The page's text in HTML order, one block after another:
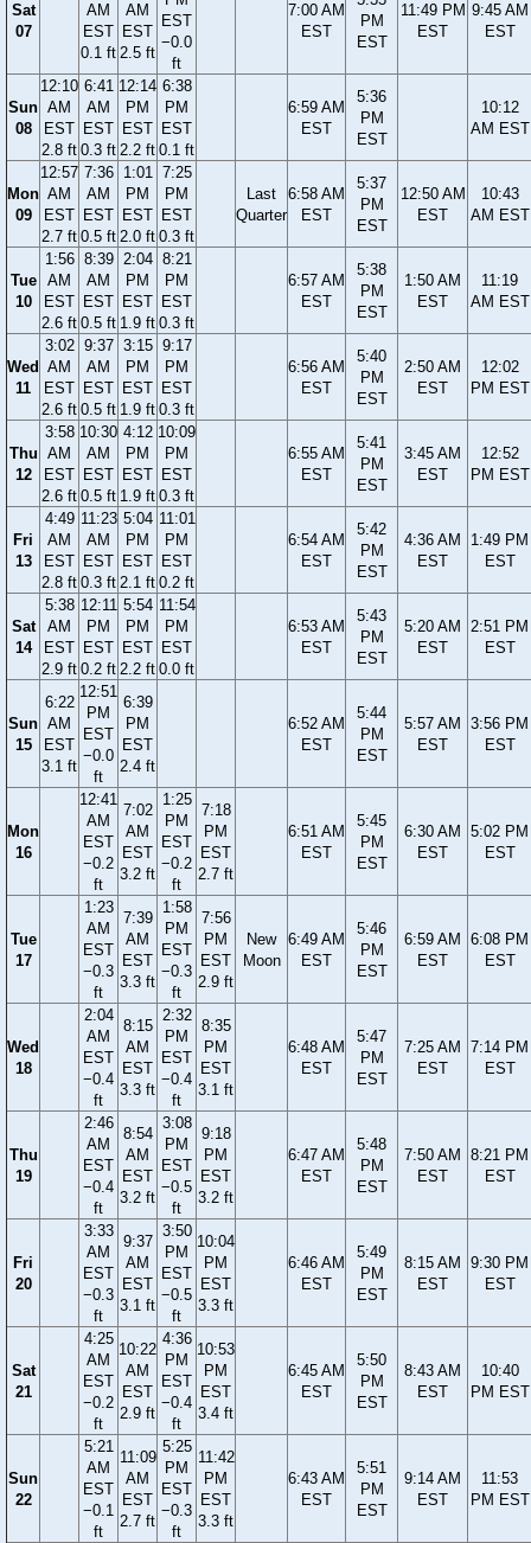
Sat
07
AM
EST
0.1 ft
AM
EST
2.5 ft
EST
−0.0
ft
7:00 AM
EST
PM
EST
11:49 PM
EST
9:45 AM
EST
Sun
08
12:10
AM
EST
2.8 ft
6:41
AM
EST
0.3 ft
12:14
PM
EST
2.2 ft
6:38
PM
EST
0.1 ft
6:59 AM
EST
5:36
PM
EST
10:12
AM EST
Mon
09
12:57
AM
EST
2.7 ft
7:36
AM
EST
0.5 ft
1:01
PM
EST
2.0 ft
7:25
PM
EST
0.3 ft
Last
Quarter
6:58 AM
EST
5:37
PM
EST
12:50 AM
EST
10:43
AM EST
Tue
10
1:56
AM
EST
2.6 ft
8:39
AM
EST
0.5 ft
2:04
PM
EST
1.9 ft
8:21
PM
EST
0.3 ft
6:57 AM
EST
5:38
PM
EST
1:50 AM
EST
11:19
AM EST
Wed
11
3:02
AM
EST
2.6 ft
9:37
AM
EST
0.5 ft
3:15
PM
EST
1.9 ft
9:17
PM
EST
0.3 ft
6:56 AM
EST
5:40
PM
EST
2:50 AM
EST
12:02
PM EST
Thu
12
3:58
AM
EST
2.6 ft
10:30
AM
EST
0.5 ft
4:12
PM
EST
1.9 ft
10:09
PM
EST
0.3 ft
6:55 AM
EST
5:41
PM
EST
3:45 AM
EST
12:52
PM EST
Fri
13
4:49
AM
EST
2.8 ft
11:23
AM
EST
0.3 ft
5:04
PM
EST
2.1 ft
11:01
PM
EST
0.2 ft
6:54 AM
EST
5:42
PM
EST
4:36 AM
EST
1:49 PM
EST
Sat
14
5:38
AM
EST
2.9 ft
12:11
PM
EST
0.2 ft
5:54
PM
EST
2.2 ft
11:54
PM
EST
0.0 ft
6:53 AM
EST
5:43
PM
EST
5:20 AM
EST
2:51 PM
EST
Sun
15
6:22
AM
EST
3.1 ft
12:51
PM
EST
−0.0
ft
6:39
PM
EST
2.4 ft
6:52 AM
EST
5:44
PM
EST
5:57 AM
EST
3:56 PM
EST
Mon
16
12:41
AM
EST
−0.2
ft
7:02
AM
EST
3.2 ft
1:25
PM
EST
−0.2
ft
7:18
PM
EST
2.7 ft
6:51 AM
EST
5:45
PM
EST
6:30 AM
EST
5:02 PM
EST
Tue
17
1:23
AM
EST
−0.3
ft
7:39
AM
EST
3.3 ft
1:58
PM
EST
−0.3
ft
7:56
PM
EST
2.9 ft
New
Moon
6:49 AM
EST
5:46
PM
EST
6:59 AM
EST
6:08 PM
EST
Wed
18
2:04
AM
EST
−0.4
ft
8:15
AM
EST
3.3 ft
2:32
PM
EST
−0.4
ft
8:35
PM
EST
3.1 ft
6:48 AM
EST
5:47
PM
EST
7:25 AM
EST
7:14 PM
EST
Thu
19
2:46
AM
EST
−0.4
ft
8:54
AM
EST
3.2 ft
3:08
PM
EST
−0.5
ft
9:18
PM
EST
3.2 ft
6:47 AM
EST
5:48
PM
EST
7:50 AM
EST
8:21 PM
EST
Fri
20
3:33
AM
EST
−0.3
ft
9:37
AM
EST
3.1 ft
3:50
PM
EST
−0.5
ft
10:04
PM
EST
3.3 ft
6:46 AM
EST
5:49
PM
EST
8:15 AM
EST
9:30 PM
EST
Sat
21
4:25
AM
EST
−0.2
ft
10:22
AM
EST
2.9 ft
4:36
PM
EST
−0.4
ft
10:53
PM
EST
3.4 ft
6:45 AM
EST
5:50
PM
EST
8:43 AM
EST
10:40
PM EST
Sun
22
5:21
AM
EST
−0.1
ft
11:09
AM
EST
2.7 ft
5:25
PM
EST
−0.3
ft
11:42
PM
EST
3.3 ft
6:43 AM
EST
5:51
PM
EST
9:14 AM
EST
11:53
PM EST